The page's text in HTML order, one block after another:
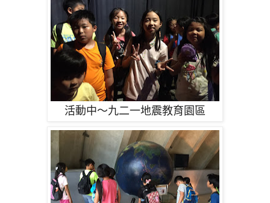
活動中～九二一地震教育園區